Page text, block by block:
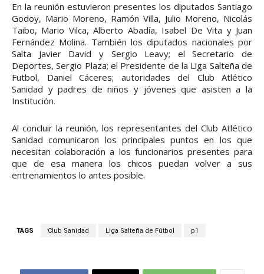
En la reunión estuvieron presentes los diputados Santiago
Godoy, Mario Moreno, Ramón Villa, Julio Moreno, Nicolás
Taibo, Mario Vilca, Alberto Abadía, Isabel De Vita y Juan
Fernández Molina. También los diputados nacionales por
Salta Javier David y Sergio Leavy; el Secretario de
Deportes, Sergio Plaza; el Presidente de la Liga Salteña de
Futbol, Daniel Cáceres; autoridades del Club Atlético
Sanidad y padres de niños y jóvenes que asisten a la
Institución.
Al concluir la reunión, los representantes del Club Atlético
Sanidad comunicaron los principales puntos en los que
necesitan colaboración a los funcionarios presentes para
que de esa manera los chicos puedan volver a sus
entrenamientos lo antes posible.
TAGS Club Sanidad Liga Salteña de Fútbol p1